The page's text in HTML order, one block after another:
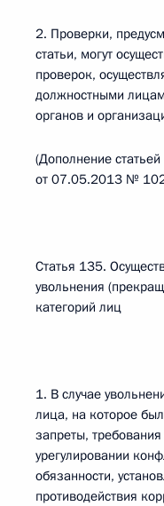
2. Проверки,
статьи, могут
проверок,
должностными
органов и
(Дополнение
от 07.05.2013 №
Статья 135.
увольнения
категорий лиц
1. В случае
лица, на которое
запреты,
урегулировании
обязанности,
противодействия